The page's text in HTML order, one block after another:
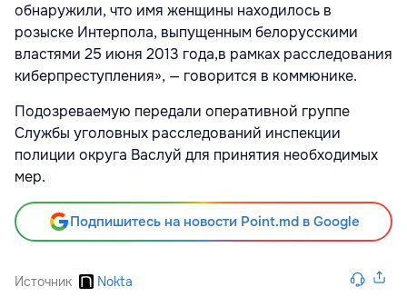
обнаружили, что имя женщины находилось в
розыске Интерпола, выпущенным белорусскими
властями 25 июня 2013 года,в рамках расследования
киберпреступления», — говорится в коммюнике.
Подозреваемую передали оперативной группе
Службы уголовных расследований инспекции
полиции округа Васлуй для принятия необходимых
мер.
Подпишитесь на новости Point.md в Google
Источник Nokta